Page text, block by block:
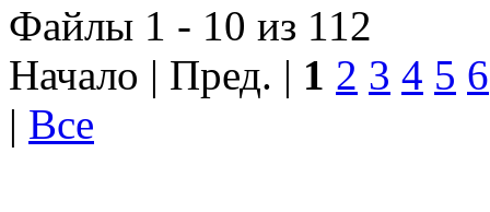
Файлы 1 - 10 из 112
Начало | Пред. | 1 2 3 4 5 6
| Все